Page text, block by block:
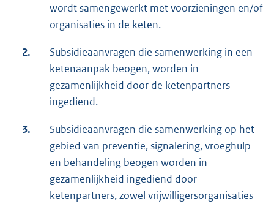
wordt samengewerkt met voorzieningen en/of
organisaties in de keten.
2.
Subsidieaanvragen die samenwerking in een
ketenaanpak beogen, worden in
gezamenlijkheid door de ketenpartners
ingediend.
3.
Subsidieaanvragen die samenwerking op het
gebied van preventie, signalering, vroeghulp
en behandeling beogen worden in
gezamenlijkheid ingediend door
ketenpartners, zowel vrijwilligersorganisaties